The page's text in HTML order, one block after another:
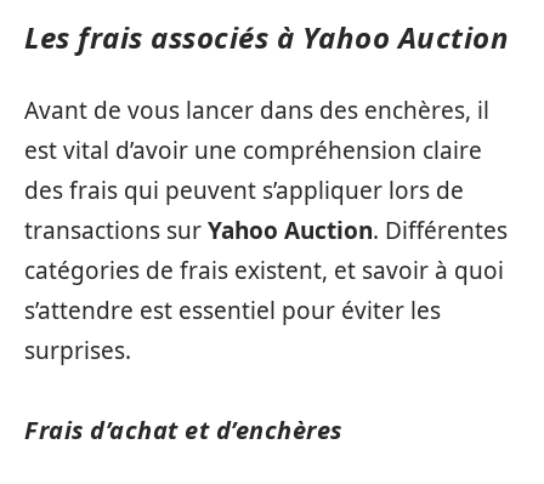
Les frais associés à Yahoo Auction
Avant de vous lancer dans des enchères, il
est vital d’avoir une compréhension claire
des frais qui peuvent s’appliquer lors de
transactions surYahoo Auction. Différentes
catégories de frais existent, et savoir à quoi
s’attendre est essentiel pour éviter les
surprises.
Frais d’achat et d’enchères